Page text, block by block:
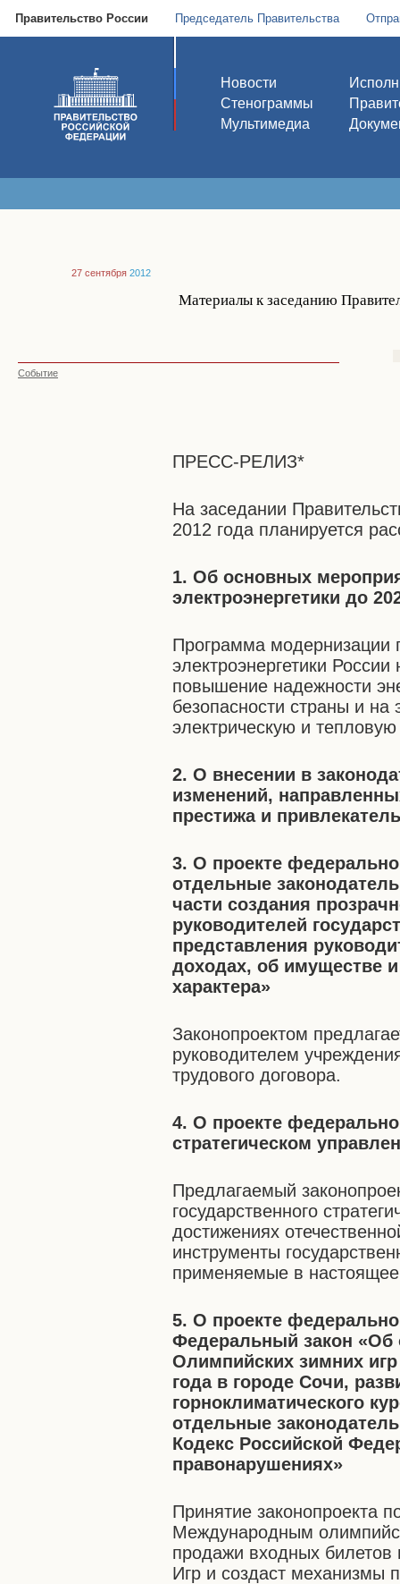
Правительство России Председатель Правительства
Новости
Стенограммы
Мультимедиа
27 сентября 2012
Материалы к заседанию
Событие
ПРЕСС-РЕЛИЗ*
На заседании
2012 года планируется
1. Об основных
электроэнергетики до
Программа модернизации
электроэнергетики
повышение надежности
безопасности страны и
электрическую и
2. О внесении в
изменений,
престижа и
3. О проекте
отдельные
части создания
руководителей
представления
доходах, об имуществе
характера»
Законопроектом
руководителем
трудового договора.
4. О проекте
стратегическом
Предлагаемый
государственного
достижениях
инструменты
применяемые в
5. О проекте
Федеральный закон «Об
Олимпийских зимних
года в городе Сочи,
горноклиматического
отдельные
Кодекс Российской
правонарушениях»
Принятие законопроекта
Международным
продажи входных
Игр и создаст механизмы